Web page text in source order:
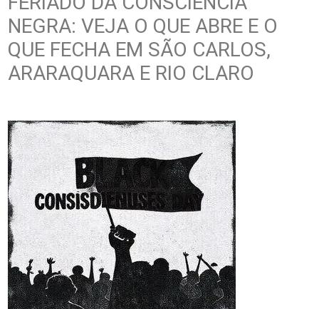
NEGRA: VEJA O QUE ABRE E O
QUE FECHA EM SÃO CARLOS,
ARARAQUARA E RIO CLARO